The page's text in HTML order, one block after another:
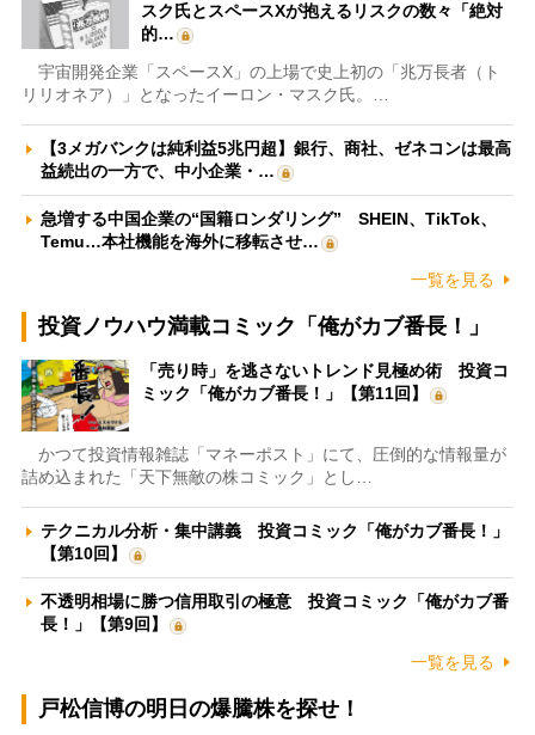
スク氏とスペースXが抱えるリスクの数々「絶対
的…
宇宙開発企業「スペースX」の上場で史上初の「兆万長者（ト
リリオネア）」となったイーロン・マスク氏。…
【3メガバンクは純利益5兆円超】銀行、商社、ゼネコンは最高
益続出の一方で、中小企業・…
急増する中国企業の“国籍ロンダリング” SHEIN、TikTok、
Temu…本社機能を海外に移転させ…
一覧を見る
投資ノウハウ満載コミック「俺がカブ番長！」
「売り時」を逃さないトレンド見極め術 投資コ
ミック「俺がカブ番長！」【第11回】
かつて投資情報雑誌「マネーポスト」にて、圧倒的な情報量が
詰め込まれた「天下無敵の株コミック」とし…
テクニカル分析・集中講義 投資コミック「俺がカブ番長！」
【第10回】
不透明相場に勝つ信用取引の極意 投資コミック「俺がカブ番
長！」【第9回】
一覧を見る
戸松信博の明日の爆騰株を探せ！